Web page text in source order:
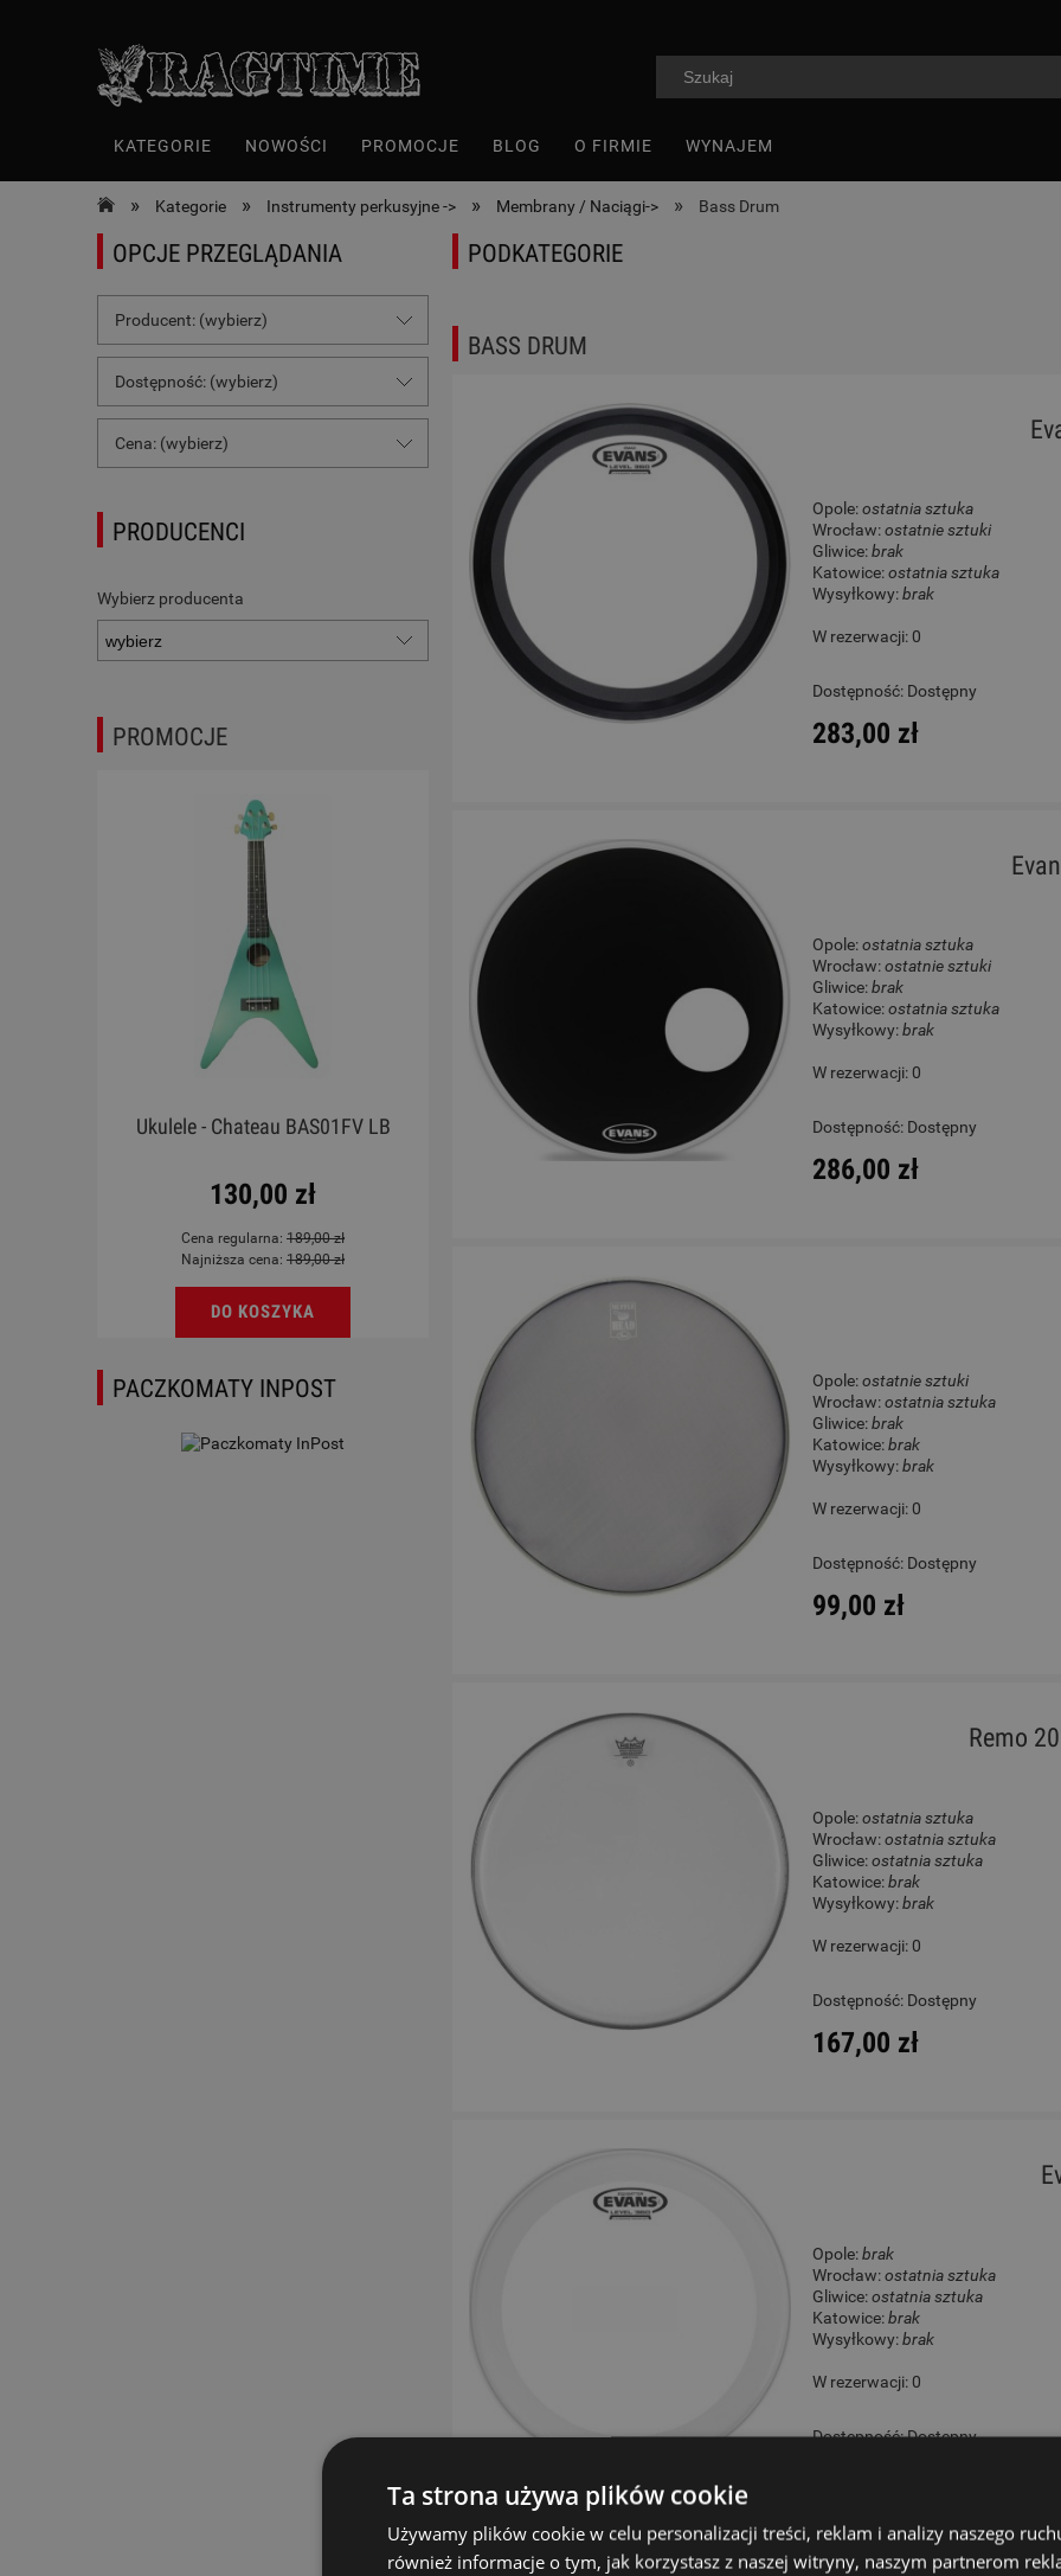
KATEGORIE NOWOŚCI PROMOCJE BLOG O FIRMIE WYNAJEM
» Kategorie » Instrumenty perkusyjne -> » Membrany / Naciągi-> » Bass Drum
OPCJE PRZEGLĄDANIA
Producent: (wybierz)
Dostępność: (wybierz)
Cena: (wybierz)
PRODUCENCI
Wybierz producenta
PROMOCJE
Ukulele - Chateau BAS01FV LB
130,00 zł
Cena regularna: 189,00 zł
Najniższa cena: 189,00 zł
DO KOSZYKA
Magadi M14E Kalimba
Gitara Klasyczna 4/4 -
Protege C1 Matiz Classic
PACZKOMATY INPOST
PODKATEGORIE
BASS DRUM
Opole:ostatnia sztuka
Wrocław:ostatnie sztuki
Gliwice:brak
Katowice:ostatnia sztuka
Wysyłkowy:brak
W rezerwacji: 0
Dostępność: Dostępny
283,00 zł
Opole:ostatnia sztuka
Wrocław:ostatnie sztuki
Gliwice:brak
Katowice:ostatnia sztuka
Wysyłkowy:brak
W rezerwacji: 0
Dostępność: Dostępny
286,00 zł
Opole:ostatnie sztuki
Wrocław:ostatnia sztuka
Gliwice:brak
Katowice:brak
Wysyłkowy:brak
W rezerwacji: 0
Dostępność: Dostępny
99,00 zł
Remo
Opole:ostatnia sztuka
Wrocław:ostatnia sztuka
Gliwice:ostatnia sztuka
Katowice:brak
Wysyłkowy:brak
W rezerwacji: 0
Dostępność: Dostępny
167,00 zł
Opole:brak
Wrocław:ostatnia sztuka
Gliwice:ostatnia sztuka
Katowice:brak
Wysyłkowy:brak
W rezerwacji: 0
Dostępność:Dostępny
Ta strona używa plików cookie
Używamy plików cookie w celu personalizacji treści, reklam i analizy naszego
również informacje o tym, jak korzystasz z naszej witryny, naszym partnerom